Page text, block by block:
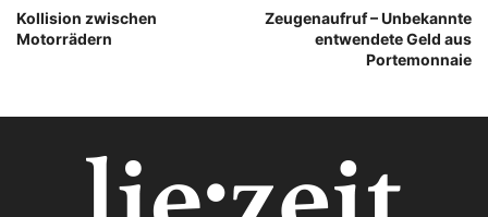
Kollision zwischen
Motorrädern
Zeugenaufruf – Unbekannte
entwendete Geld aus
Portemonnaie